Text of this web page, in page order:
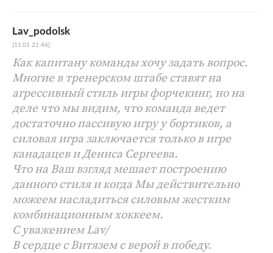
Lav_podolsk
[11.01 21:46]
Как капитану команды хочу задать вопрос.
Многие в тренерском штабе ставят на
агрессивный стиль игры форчекинг, но на
деле что мы видим, что команда ведет
достаточно пассивую игру у бортиков, а
силовая игра заключается только в игре
канадацев и Дениса Сергеева.
Что на Ваш взгляд мешает построению
данного стиля и когда Мы действительно
можеем насладиться силовым жестким
комбинационным хоккеем.
С уважением Lav/
В сердце с Витязем с верой в победу.